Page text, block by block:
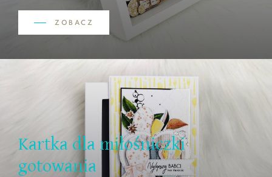
ZOBACZ
Kartka dla miłośniczki
gotowania